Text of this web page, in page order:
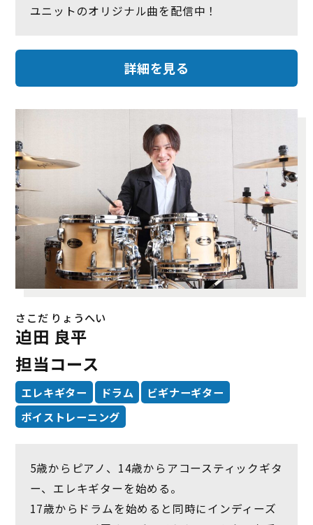
ユニットのオリジナル曲を配信中！
詳細を見る
さこだ りょうへい
迫田 良平
担当コース
エレキギター ドラム
ビギナーギター
ボイストレーニング
5歳からピアノ、14歳からアコースティックギタ
ー、エレキギターを始める。
17歳からドラムを始めると同時にインディーズ